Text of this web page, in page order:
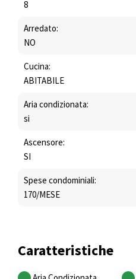
8
Arredato:
NO
Cucina:
ABITABILE
Aria condizionata:
si
Ascensore:
SI
Spese condominiali:
170/MESE
Caratteristiche